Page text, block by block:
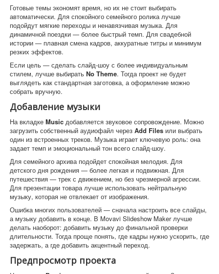
Готовые темы экономят время, но их не стоит выбирать
автоматически. Для спокойного семейного ролика лучше
подойдут мягкие переходы и ненавязчивая музыка. Для
динамичной поездки — более быстрый темп. Для свадебной
истории — плавная смена кадров, аккуратные титры и минимум
резких эффектов.
Если цель — сделать слайд-шоу с более индивидуальным
стилем, лучше выбирать No Theme. Тогда проект не будет
выглядеть как стандартная заготовка, а оформление можно
собрать вручную.
Добавление музыки
На вкладке Music добавляется звуковое сопровождение. Можно
загрузить собственный аудиофайл через Add Files или выбрать
один из встроенных треков. Музыка играет ключевую роль: она
задает темп и эмоциональный тон всего слайд-шоу.
Для семейного архива подойдет спокойная мелодия. Для
детского дня рождения — более легкая и подвижная. Для
путешествия — трек с движением, но без чрезмерной агрессии.
Для презентации товара лучше использовать нейтральную
музыку, которая не отвлекает от изображения.
Ошибка многих пользователей — сначала настроить все слайды,
а музыку добавить в конце. В Movavi Slideshow Maker лучше
делать наоборот: добавить музыку до финальной проверки
длительности. Тогда проще понять, где кадры нужно ускорить, где
задержать, а где добавить акцентный переход.
Предпросмотр проекта